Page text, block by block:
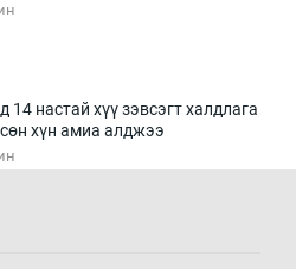
14 настай хүү зэвсэгт халдлага
хүн амиа алджээ